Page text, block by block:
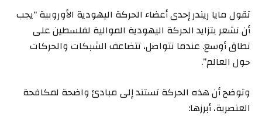
تقول مايا ريندر إحدى أعضاء الحركة اليهودية الأوروبية “يجب
أن نشعر بتزايد الحركة اليهودية الموالية لفلسطين على
نطاق أوسع. عندما نتواصل، تتضاعف الشبكات والحركات
حول العالم”.
وتوضح أن هذه الحركة تستند إلى مبادئ واضحة لمكافحة
العنصرية، أبرزها: